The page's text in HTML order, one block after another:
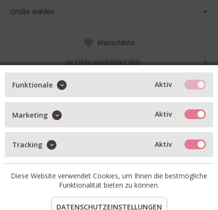
Größe wählen
Wunschliste
IN DEN WARENKORB
BESCHREIBUNG
klassischer Cardigan Giulia in yellow
mit Rundhals
aus feinster Wolle
in verschiedenen Farben erhältlich
Artikel-Nr.:
312606-GIULIA-716.1
Funktionale Aktiv
Marketing Aktiv
Tracking Aktiv
Diese Website verwendet Cookies, um Ihnen die bestmögliche
Funktionalität bieten zu können.
DATENSCHUTZEINSTELLUNGEN